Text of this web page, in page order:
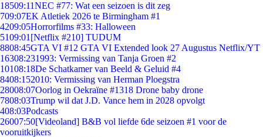
18509:11NEC #77: Wat een seizoen is dit zeg
709:07EK Atletiek 2026 te Birmingham #1
4209:05Horrorfilms #33: Halloween
5109:01 [Netflix #210] TUDUM
8808:45GTA VI #12 GTA VI Extended look 27 Augustus Netflix/YT
16308:231993: Vermissing van Tanja Groen #2
10108:18De Schatkamer van Beeld & Geluid #4
8408:152010: Vermissing van Herman Ploegstra
28008:07Oorlog in Oekraïne #1318 Drone baby drone
7808:03Trump wil dat J.D. Vance hem in 2028 opvolgt
408:03Podcasts
26007:50[Videoland] B&B vol liefde 6de seizoen #1 voor de
vooruitkijkers